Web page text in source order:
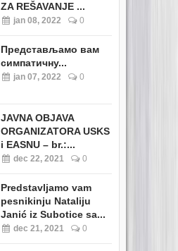
ZA REŠAVANJE ...
jan 08, 2022 0
Представљамо вам
симпатичну...
jan 07, 2022 0
JAVNA OBJAVA
ORGANIZATORA USKS
i EASNU – br.:...
dec 22, 2021 0
Predstavljamo vam
pesnikinju Nataliju
Janić iz Subotice sa...
dec 21, 2021 0